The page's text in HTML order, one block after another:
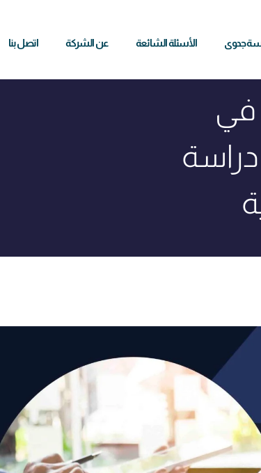
جدوى الأسئلة الشائعة عن الشركة اتصل بنا
في